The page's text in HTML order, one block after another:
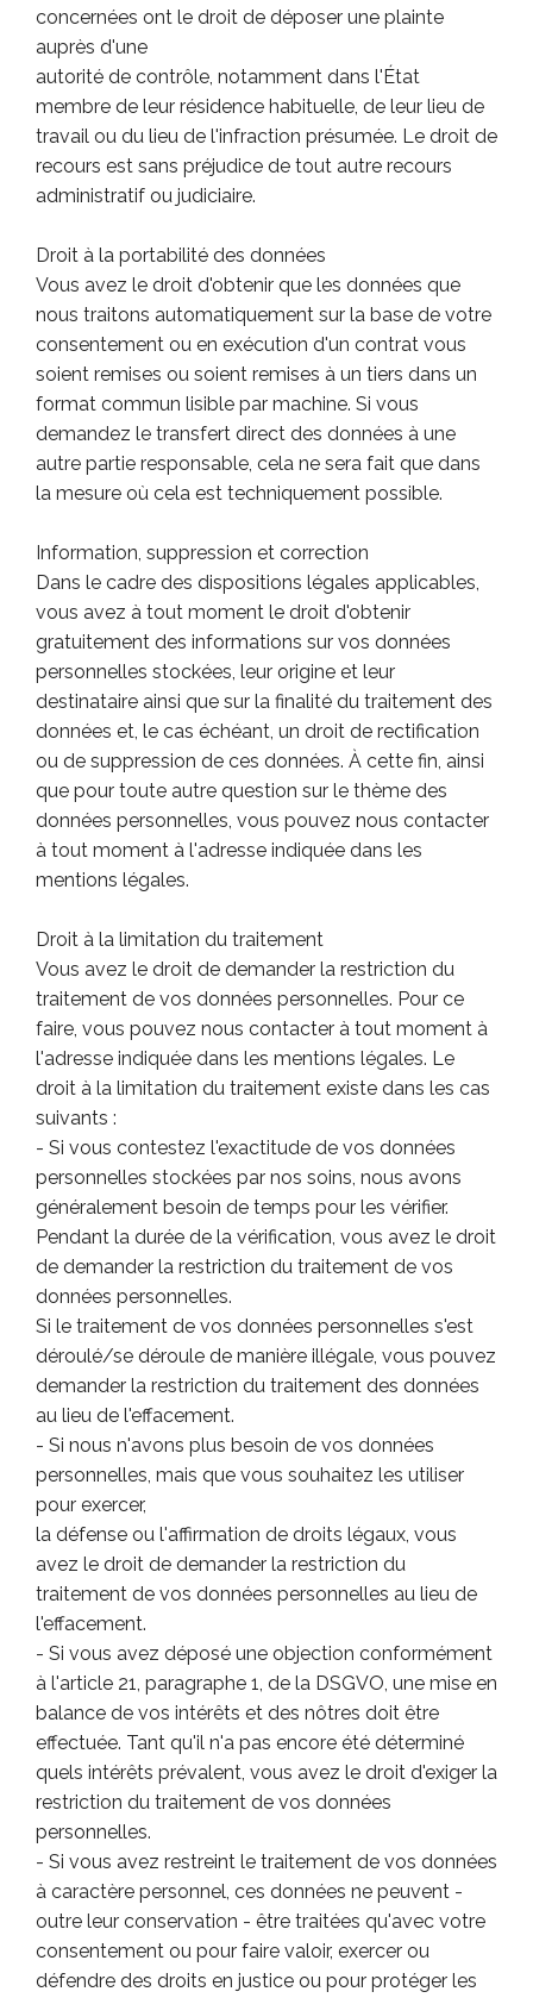
concernées ont le droit de déposer une plainte
auprès d'une
autorité de contrôle, notamment dans l'État
membre de leur résidence habituelle, de leur lieu de
travail ou du lieu de l'infraction présumée. Le droit de
recours est sans préjudice de tout autre recours
administratif ou judiciaire.
Droit à la portabilité des données
Vous avez le droit d'obtenir que les données que
nous traitons automatiquement sur la base de votre
consentement ou en exécution d'un contrat vous
soient remises ou soient remises à un tiers dans un
format commun lisible par machine. Si vous
demandez le transfert direct des données à une
autre partie responsable, cela ne sera fait que dans
la mesure où cela est techniquement possible.
Information, suppression et correction
Dans le cadre des dispositions légales applicables,
vous avez à tout moment le droit d'obtenir
gratuitement des informations sur vos données
personnelles stockées, leur origine et leur
destinataire ainsi que sur la finalité du traitement des
données et, le cas échéant, un droit de rectification
ou de suppression de ces données. À cette fin, ainsi
que pour toute autre question sur le thème des
données personnelles, vous pouvez nous contacter
à tout moment à l'adresse indiquée dans les
mentions légales.
Droit à la limitation du traitement
Vous avez le droit de demander la restriction du
traitement de vos données personnelles. Pour ce
faire, vous pouvez nous contacter à tout moment à
l'adresse indiquée dans les mentions légales. Le
droit à la limitation du traitement existe dans les cas
suivants :
- Si vous contestez l'exactitude de vos données
personnelles stockées par nos soins, nous avons
généralement besoin de temps pour les vérifier.
Pendant la durée de la vérification, vous avez le droit
de demander la restriction du traitement de vos
données personnelles.
Si le traitement de vos données personnelles s'est
déroulé/se déroule de manière illégale, vous pouvez
demander la restriction du traitement des données
au lieu de l'effacement.
- Si nous n'avons plus besoin de vos données
personnelles, mais que vous souhaitez les utiliser
pour exercer,
la défense ou l'affirmation de droits légaux, vous
avez le droit de demander la restriction du
traitement de vos données personnelles au lieu de
l'effacement.
- Si vous avez déposé une objection conformément
à l'article 21, paragraphe 1, de la DSGVO, une mise en
balance de vos intérêts et des nôtres doit être
effectuée. Tant qu'il n'a pas encore été déterminé
quels intérêts prévalent, vous avez le droit d'exiger la
restriction du traitement de vos données
personnelles.
- Si vous avez restreint le traitement de vos données
à caractère personnel, ces données ne peuvent -
outre leur conservation - être traitées qu'avec votre
consentement ou pour faire valoir, exercer ou
défendre des droits en justice ou pour protéger les